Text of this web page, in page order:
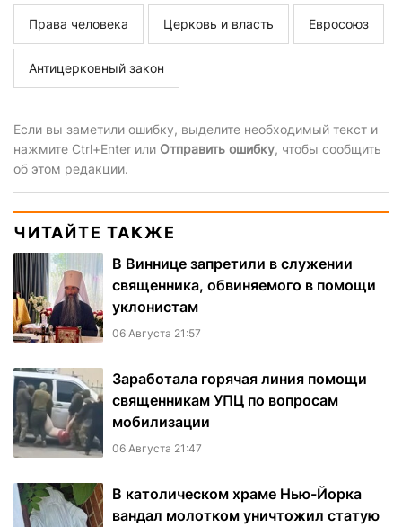
Права человека Церковь и власть Евросоюз
Антицерковный закон
Если вы заметили ошибку, выделите необходимый текст и
нажмите Ctrl+Enter или Отправить ошибку, чтобы сообщить
об этом редакции.
ЧИТАЙТЕ ТАКЖЕ
В Виннице запретили в служении
священника, обвиняемого в помощи
уклонистам
06 Августа 21:57
Заработала горячая линия помощи
священникам УПЦ по вопросам
мобилизации
06 Августа 21:47
В католическом храме Нью-Йорка
вандал молотком уничтожил статую